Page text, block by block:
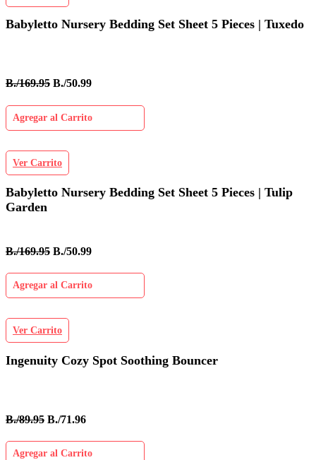
Babyletto Nursery Bedding Set Sheet 5 Pieces | Tuxedo
B./169.95 B./50.99
Agregar al Carrito
Ver Carrito
Babyletto Nursery Bedding Set Sheet 5 Pieces | Tulip
Garden
B./169.95 B./50.99
Agregar al Carrito
Ver Carrito
Ingenuity Cozy Spot Soothing Bouncer
B./89.95 B./71.96
Agregar al Carrito